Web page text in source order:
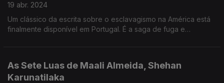
19 abr. 2024
Um clássico da escrita sobre o esclavagismo na América está
finalmente disponível em Portugal. É a saga de fuga e
As Sete Luas de Maali Almeida, Shehan
Karunatilaka